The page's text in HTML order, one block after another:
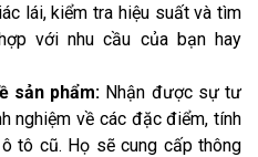
lái, kiểm tra hiệu suất và tìm
với nhu cầu của bạn hay
sản phẩm: Nhận được sự tư
nghiệm về các đặc điểm, tính
tô cũ. Họ sẽ cung cấp thông